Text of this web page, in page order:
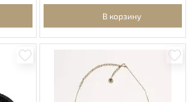
В корзину